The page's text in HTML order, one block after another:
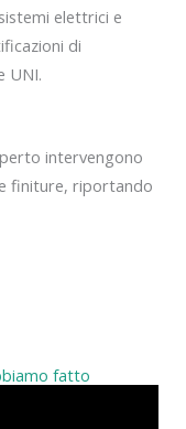
elettrici e
di
UNI.
intervengono
finiture, riportando
fatto